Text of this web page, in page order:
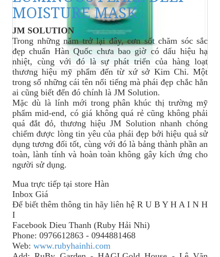
MOISTURE MASK
JM SOLUTION
Trong những năm trở lại đây, cơn sốt chăm sóc sắc
đẹp chuẩn Hàn Quốc chưa bao giờ có dấu hiệu hạ
nhiệt, cùng với đó là sự phát triển của hàng loạt
thương hiệu mỹ phẩm đến từ xứ sở Kim Chi. Một
trong số những cái tên nổi tiếng mà phái đẹp chắc hẳn
ai cũng biết đến đó chính là JM Solution.
Mặc dù là lính mới trong phân khúc thị trường mỹ
phẩm mid-end, có giá không quá rẻ cũng không phải
quá đắt đỏ, thương hiệu JM Solution nhanh chóng
chiếm được lòng tin yêu của phái đẹp bởi hiệu quả sử
dụng tương đối tốt, cùng với đó là bảng thành phần an
toàn, lành tính và hoàn toàn không gây kích ứng cho
người sử dụng.
Mua trực tiếp tại store Hàn
Inbox Giá
Để biết thêm thông tin hãy liên hệ R U B Y H A I N H
I
Facebook Dieu Thanh (Ruby Hải Nhi)
Phone: 0976612863 - 0944881468
Web: www.rubyhainhi.com